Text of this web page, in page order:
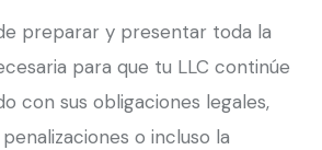
preparar y presentar toda la
para que tu LLC continúe
con sus obligaciones legales,
o incluso la